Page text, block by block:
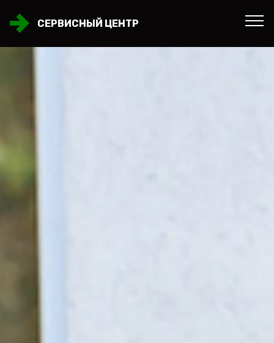
СЕРВИСНЫЙ ЦЕНТР